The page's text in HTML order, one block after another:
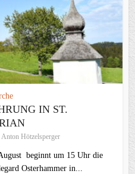
IN ST.
Anton Hötzelsperger
beginnt um 15 Uhr die
Osterhammer in...